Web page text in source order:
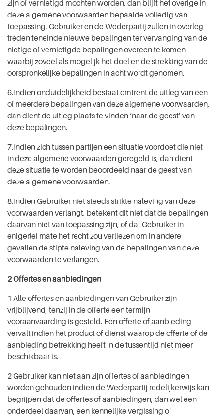
zijn of vernietigd mochten worden, dan blijft het overige in
deze algemene voorwaarden bepaalde volledig van
toepassing. Gebruiker en de Wederpartij zullen in overleg
treden teneinde nieuwe bepalingen ter vervanging van de
nietige of vernietigde bepalingen overeen te komen,
waarbij zoveel als mogelijk het doel en de strekking van de
oorspronkelijke bepalingen in acht wordt genomen.
6.Indien onduidelijkheid bestaat omtrent de uitleg van één
of meerdere bepalingen van deze algemene voorwaarden,
dan dient de uitleg plaats te vinden ‘naar de geest’ van
deze bepalingen.
7.Indien zich tussen partijen een situatie voordoet die niet
in deze algemene voorwaarden geregeld is, dan dient
deze situatie te worden beoordeeld naar de geest van
deze algemene voorwaarden.
8.Indien Gebruiker niet steeds strikte naleving van deze
voorwaarden verlangt, betekent dit niet dat de bepalingen
daarvan niet van toepassing zijn, of dat Gebruiker in
enigerlei mate het recht zou verliezen om in andere
gevallen de stipte naleving van de bepalingen van deze
voorwaarden te verlangen.
2 Offertes en aanbiedingen
1 Alle offertes en aanbiedingen van Gebruiker zijn
vrijblijvend, tenzij in de offerte een termijn
vooraanvaarding is gesteld. Een offerte of aanbieding
vervalt indien het product of dienst waarop de offerte of de
aanbieding betrekking heeft in de tussentijd niet meer
beschikbaar is.
2 Gebruiker kan niet aan zijn offertes of aanbiedingen
worden gehouden indien de Wederpartij redelijkerwijs kan
begrijpen dat de offertes of aanbiedingen, dan wel een
onderdeel daarvan, een kennelijke vergissing of